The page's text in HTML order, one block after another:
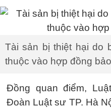
Tài sản bị thiệt hại do
thuộc vào hợp đồng
Đồng quan điểm,
Đoàn Luật sư TP. Hà